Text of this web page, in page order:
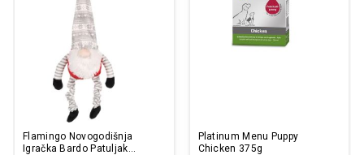
Flamingo Novogodišnja
Igračka Bardo Patuljak
Platinum Menu Puppy
Chicken 375g